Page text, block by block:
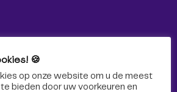
niet alleen hier, maar ook via social
🍪
op onze website om u de meest
bieden door uw voorkeuren en